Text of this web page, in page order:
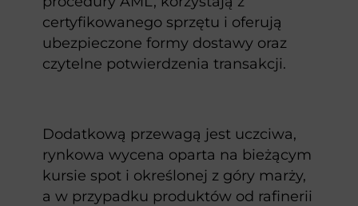
certyfikowanego sprzętu i oferują
ubezpieczone formy dostawy oraz
czytelne potwierdzenia transakcji.
Dodatkową przewagą jest uczciwa,
rynkowa wycena oparta na bieżącym
kursie spot i określonej z góry marży,
a w przypadku produktów od rafinerii